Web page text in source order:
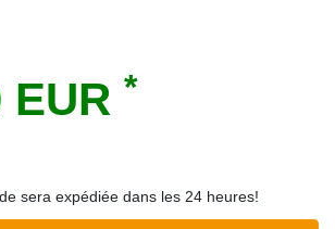
EUR *
sera expédiée dans les 24 heures!